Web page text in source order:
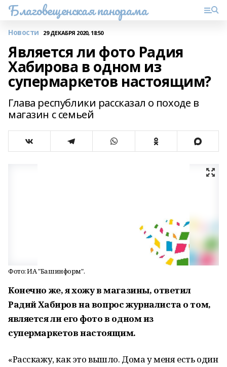
Благовещенская панорама
Новости 29 ДЕКАБРЯ 2020, 18:50
Является ли фото Радия
Хабирова в одном из
супермаркетов настоящим?
Глава республики рассказал о походе в
магазин с семьей
Фото: ИА "Башинформ".
Конечно же, я хожу в магазины, ответил
Радий Хабиров на вопрос журналиста о том,
является ли его фото в одном из
супермаркетов настоящим.
«Расскажу, как это вышло. Дома у меня есть один